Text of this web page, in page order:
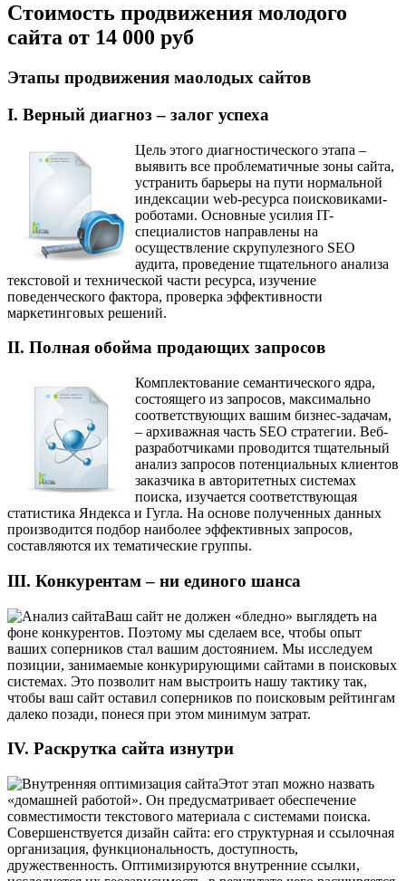
Стоимость продвижения молодого
сайта от 14 000 руб
Этапы продвижения маолодых сайтов
I. Верный диагноз – залог успеха
Цель этого диагностического этапа –
выявить все проблематичные зоны сайта,
устранить барьеры на пути нормальной
индексации web-ресурса поисковиками-
роботами. Основные усилия IT-
специалистов направлены на
осуществление скрупулезного SEO
аудита, проведение тщательного анализа
текстовой и технической части ресурса, изучение
поведенческого фактора, проверка эффективности
маркетинговых решений.
II. Полная обойма продающих запросов
Комплектование семантического ядра,
состоящего из запросов, максимально
соответствующих вашим бизнес-задачам,
– архиважная часть SEO стратегии. Веб-
разработчиками проводится тщательный
анализ запросов потенциальных клиентов
заказчика в авторитетных системах
поиска, изучается соответствующая
статистика Яндекса и Гугла. На основе полученных данных
производится подбор наиболее эффективных запросов,
составляются их тематические группы.
III. Конкурентам – ни единого шанса
Ваш сайт не должен «бледно» выглядеть на
фоне конкурентов. Поэтому мы сделаем все, чтобы опыт
ваших соперников стал вашим достоянием. Мы исследуем
позиции, занимаемые конкурирующими сайтами в поисковых
системах. Это позволит нам выстроить нашу тактику так,
чтобы ваш сайт оставил соперников по поисковым рейтингам
далеко позади, понеся при этом минимум затрат.
IV. Раскрутка сайта изнутри
Этот этап можно назвать
«домашней работой». Он предусматривает обеспечение
совместимости текстового материала с системами поиска.
Совершенствуется дизайн сайта: его структурная и ссылочная
организация, функциональность, доступность,
дружественность. Оптимизируются внутренние ссылки,